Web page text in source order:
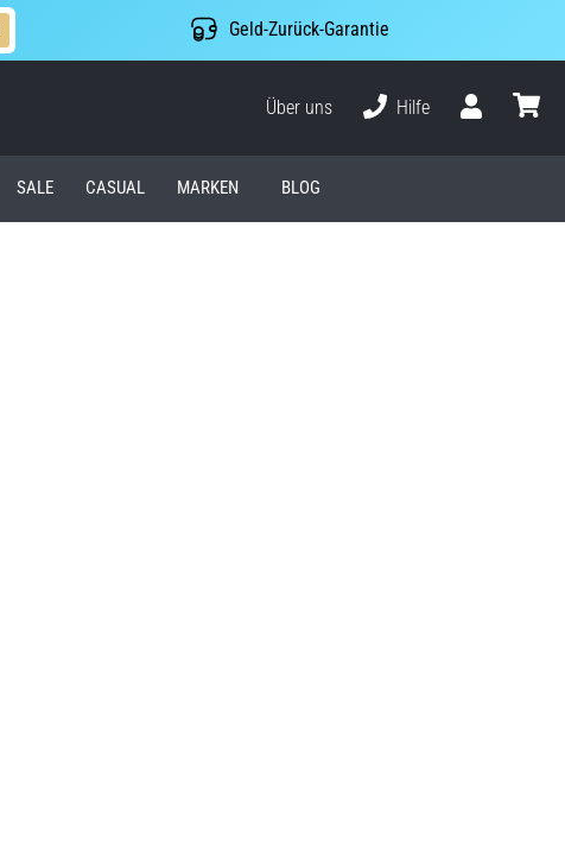
Geld-Zurück-Garantie
Über uns
Hilfe
SALE CASUAL MARKEN BLOG